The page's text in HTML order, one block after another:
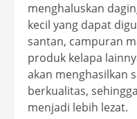
menghaluskan
kecil yang dapat
santan, campuran
produk kelapa
akan menghasilkan
berkualitas,
menjadi lebih lezat.